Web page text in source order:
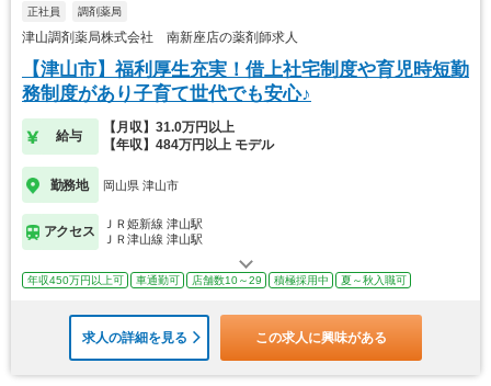
正社員 調剤薬局
津山調剤薬局株式会社 南新座店の薬剤師求人
【津山市】福利厚生充実！借上社宅制度や育児時短勤
務制度があり子育て世代でも安心♪
給与
【月収】31.0万円以上
【年収】484万円以上 モデル
勤務地 岡山県 津山市
アクセス
ＪＲ姫新線 津山駅
ＪＲ津山線 津山駅
年収450万円以上可 車通勤可 店舗数10～29 積極採用中 夏～秋入職可
求人の詳細を見る この求人に興味がある